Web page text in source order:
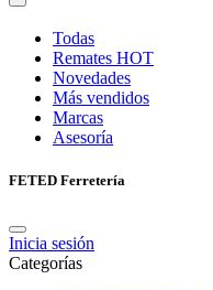
Todas
Remates HOT
Novedades
Más vendidos
Marcas
Asesoría
FETED Ferretería
Inicia sesión
Categorías